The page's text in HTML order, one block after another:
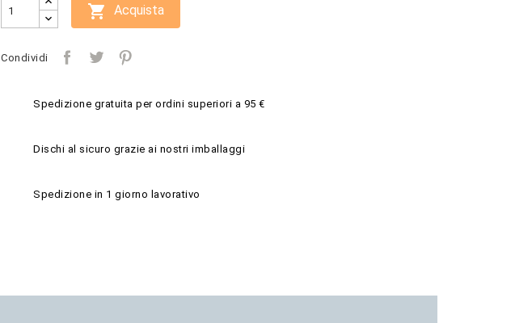
 Acquista
Condividi
Spedizione gratuita per ordini superiori a 95 €
Dischi al sicuro grazie ai nostri imballaggi
Spedizione in 1 giorno lavorativo